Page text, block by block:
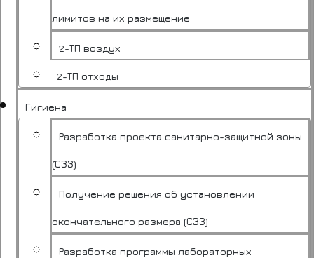
лимитов на их размещение
2-ТП воздух
2-ТП отходы
Гигиена
Разработка проекта санитарно-защитной зоны
(СЗЗ)
Получение решения об установлении
окончательного размера (СЗЗ)
Разработка программы лабораторных